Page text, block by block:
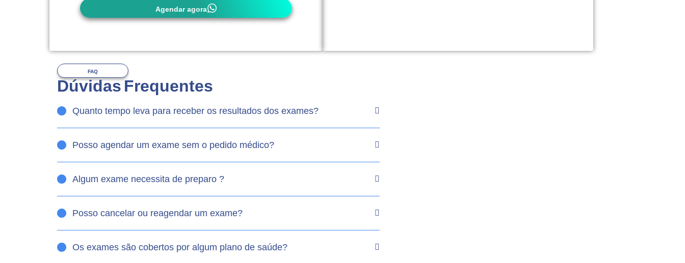
Agendar agora
FAQ
Dúvidas Frequentes
Quanto tempo leva para receber os resultados dos exames?
Posso agendar um exame sem o pedido médico?
Algum exame necessita de preparo ?
Posso cancelar ou reagendar um exame?
Os exames são cobertos por algum plano de saúde?